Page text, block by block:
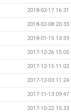
2018-02-17 16:31
2018-02-08 20:33
2018-01-15 13:59
2017-12-26 15:05
2017-12-15 11:02
2017-12-03 11:24
2017-11-13 09:47
2017-10-22 15:33